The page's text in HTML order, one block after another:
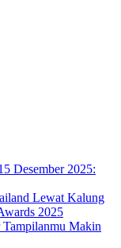
Desember 2025:
Lewat Kalung
2025
Tampilanmu Makin